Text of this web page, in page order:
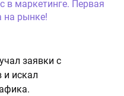
в маркетинге. Первая
на рынке!
заявки с
и искал